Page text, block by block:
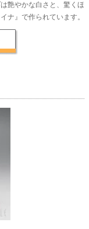
艶やかな白さと、驚くほ
ナ』で作られています。